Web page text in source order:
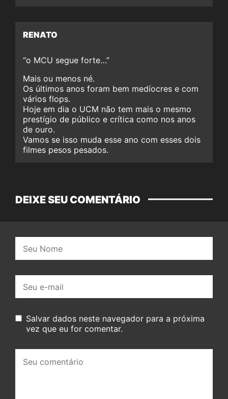
RENATO
“o MCU segue forte…”
Mais ou menos né.
Os últimos anos foram bem medíocres e com
vários flops.
Hoje em dia o UCM não tem mais o mesmo
prestígio de público e crítica como nos anos
de ouro.
Vamos se isso muda esse ano com esses dois
filmes pesos pesados.
DEIXE SEU COMENTÁRIO
mail:
Salvar dados neste navegador para a próxima
vez que eu for comentar.
comentário: